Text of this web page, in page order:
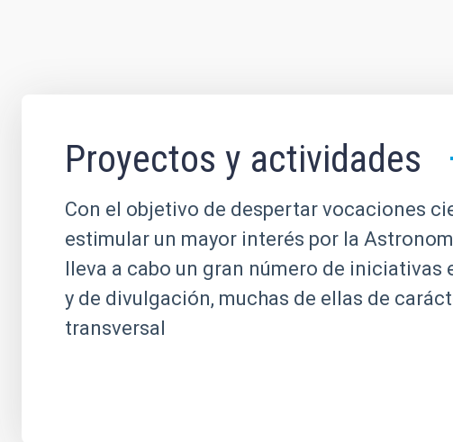
Proyectos y actividades
Con el objetivo de despertar vocaciones
estimular un mayor interés por la
lleva a cabo un gran número de iniciativas
y de divulgación, muchas de ellas de
transversal